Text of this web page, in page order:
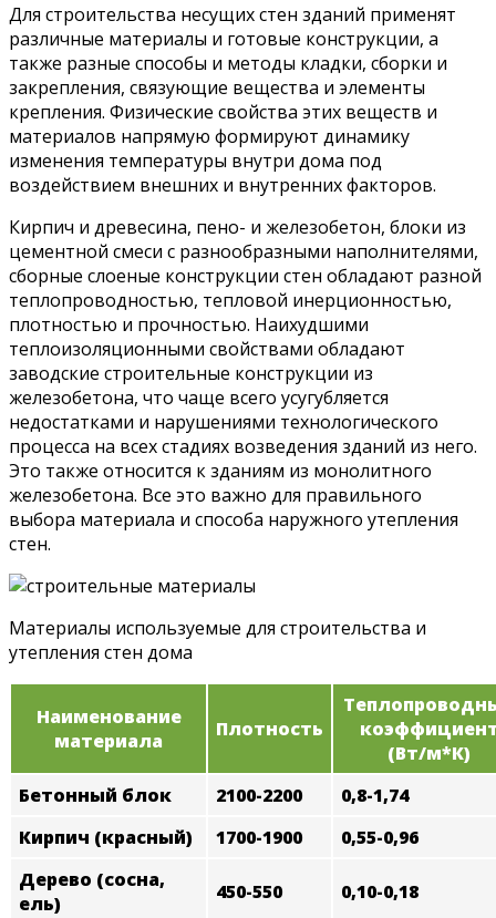
Для строительства несущих стен зданий применят
различные материалы и готовые конструкции, а
также разные способы и методы кладки, сборки и
закрепления, связующие вещества и элементы
крепления. Физические свойства этих веществ и
материалов напрямую формируют динамику
изменения температуры внутри дома под
воздействием внешних и внутренних факторов.
Кирпич и древесина, пено- и железобетон, блоки из
цементной смеси с разнообразными наполнителями,
сборные слоеные конструкции стен обладают разной
теплопроводностью, тепловой инерционностью,
плотностью и прочностью. Наихудшими
теплоизоляционными свойствами обладают
заводские строительные конструкции из
железобетона, что чаще всего усугубляется
недостатками и нарушениями технологического
процесса на всех стадиях возведения зданий из него.
Это также относится к зданиям из монолитного
железобетона. Все это важно для правильного
выбора материала и способа наружного утепления
стен.
Материалы используемые для строительства и
утепления стен дома
Наименование
материала
Плотность
(Bт/м*К)
Бетонный блок
2100-2200
0,8-1,74
Кирпич (красный)
1700-1900
0,55-0,96
Дерево (сосна,
ель)
450-550 0,10-0,18